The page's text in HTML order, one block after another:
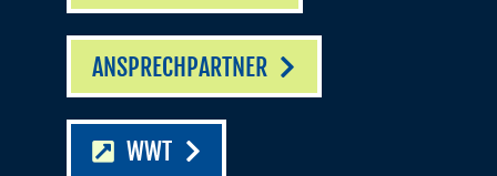
ANSPRECHPARTNER
WWT